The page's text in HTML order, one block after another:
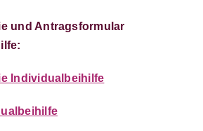
und Antragsformular
Individualbeihilfe